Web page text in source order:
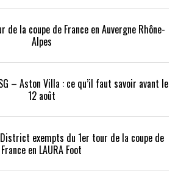
de la coupe de France en Auvergne Rhône-
Alpes
– Aston Villa : ce qu’il faut savoir avant le
12 août
exempts du 1er tour de la coupe de
France en LAURA Foot